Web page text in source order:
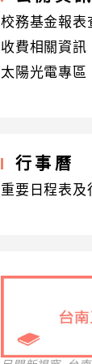
校務基金報表
收費相關資訊
太陽光電專區
行事曆
重要日程表及